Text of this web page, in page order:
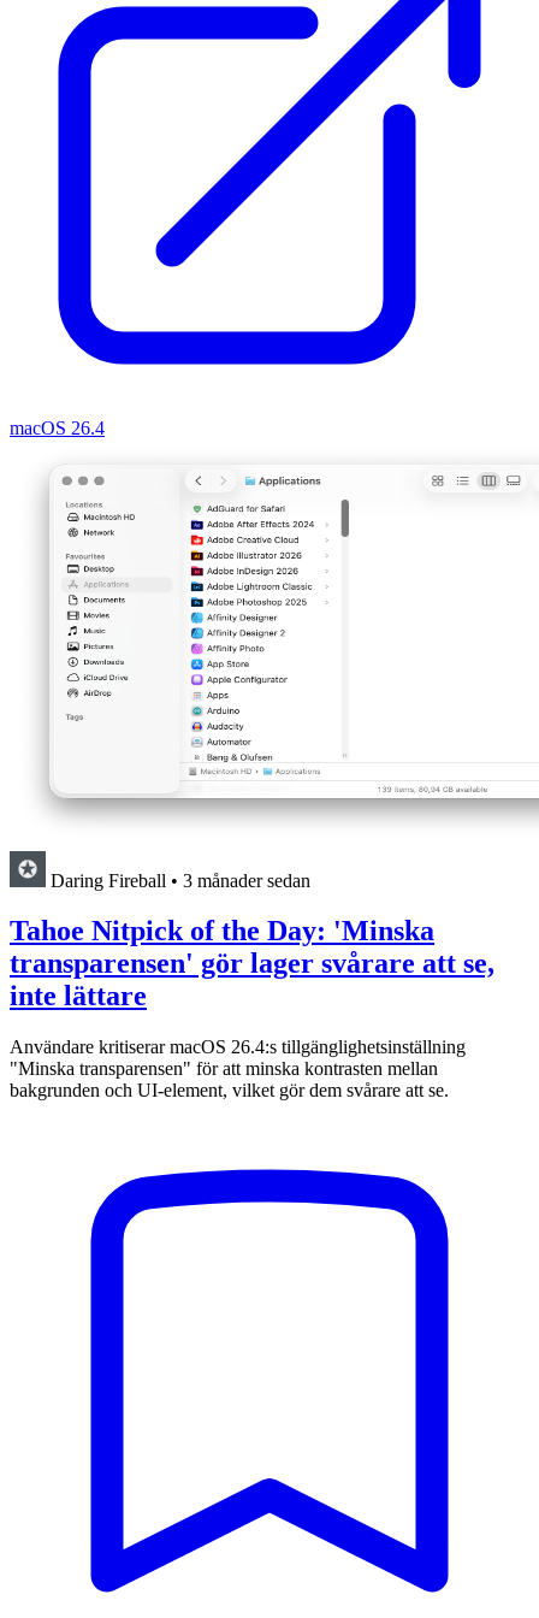
macOS 26.4
Daring Fireball • 3 månader sedan
Tahoe Nitpick of the Day: 'Minska
transparensen' gör lager svårare att se,
inte lättare
Användare kritiserar macOS 26.4:s tillgänglighetsinställning
"Minska transparensen" för att minska kontrasten mellan
bakgrunden och UI-element, vilket gör dem svårare att se.